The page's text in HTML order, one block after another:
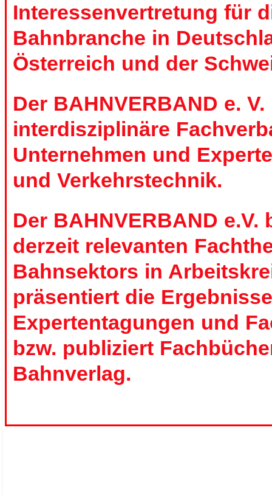
Interessenvertretung für
Bahnbranche in
Österreich und der
Der BAHNVERBAND e.
interdisziplinäre
Unternehmen und
und Verkehrstechnik.
Der BAHNVERBAND e.V.
derzeit relevanten
Bahnsektors in
präsentiert die
Expertentagungen und
bzw. publiziert
Bahnverlag.